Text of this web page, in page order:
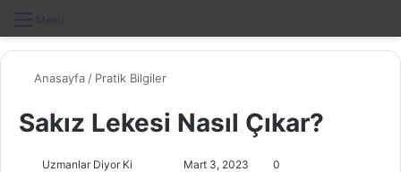
Anasayfa / Pratik Bilgiler
Sakız Lekesi Nasıl Çıkar?
Uzmanlar Diyor Ki Mart 3, 2023 0